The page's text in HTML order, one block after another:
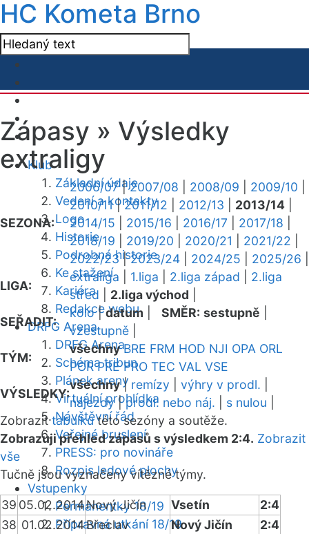
HC Kometa Brno
Klub
Základní údaje
Vedení a kontakty
Logo
Historie
Podrobná historie
Ke stažení
Kariéra
Redakce webu
DRFG Arena
DRFG Arena
Schéma tribun
Plánek areny
Virtuální prohlídka
Návštěvní řád
Veřejné bruslení
PRESS: pro novináře
Rozpis ledové plochy
Vstupenky
Permanentky 18/19
Přípravná utkání 18/19
Zápasy » Výsledky
extraligy
SEZONA:
2006/07|2007/08 2008/09 2009/10
2010/11|2011/12 2012/13 2013/14
2014/15
2015/16 2016/17 2017/18
2018/19
2019/20 2020/21 2021/22
2022/23|2023/24 2024/25 2025/26
LIGA:
extraliga 1.liga 2.liga západ
2.liga
střed
2.liga východ
SEŘADIT:
kolo|datum SMĚR: sestupně
vzestupně
TÝM:
všechny BRE FRM HOD NJI OPA ORL
POR PRE PRO TEC VAL VSE
VÝSLEDKY:
všechny| remízy výhry v prodl.
nájezdy|prodl. nebo náj. s nulou
Zobrazittabulkutéto sezóny a soutěže.
Zobrazuji přehled zápasů s výsledkem 2:4. Zobrazit
vše
Tučně jsou vyznačeny vítězné týmy.
39 05.02.2014Nový Jičín Vsetín
2:4
38 01.02.2014Břeclav Nový Jičín
2:4